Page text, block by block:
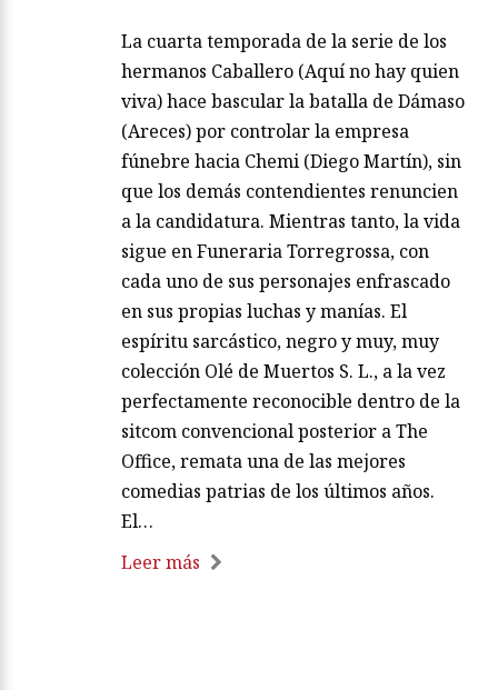
La cuarta temporada de la serie de los
hermanos Caballero (Aquí no hay quien
viva) hace bascular la batalla de Dámaso
(Areces) por controlar la empresa
fúnebre hacia Chemi (Diego Martín), sin
que los demás contendientes renuncien
a la candidatura. Mientras tanto, la vida
sigue en Funeraria Torregrossa, con
cada uno de sus personajes enfrascado
en sus propias luchas y manías. El
espíritu sarcástico, negro y muy, muy
colección Olé de Muertos S. L., a la vez
perfectamente reconocible dentro de la
sitcom convencional posterior a The
Office, remata una de las mejores
comedias patrias de los últimos años.
El…
Leer más